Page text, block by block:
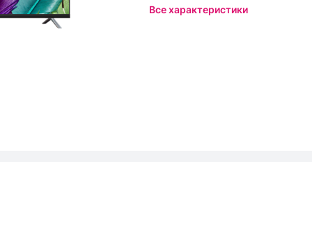
Все характеристики